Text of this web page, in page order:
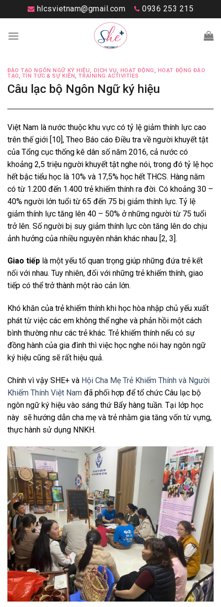
to
content
hlcsvietnam@gmail.com 0936 253 215
ĐÀO TẠO NGÔN NGỮ KÝ HIỆU, DỊCH VỤ, HOẠT ĐỘNG, HOẠT ĐỘNG ĐÀO
TẠO, TIN TỨC & SỰ KIÊN,TRAINING ACTIVITIES
Câu lạc bộ Ngôn Ngữ ký hiệu
Việt Nam là nước thuộc khu vực có tỷ lệ giảm thính lực cao
trên thế giới [10], Theo Báo cáo Điều tra về người khuyết tật
của Tổng cục thống kê dân số năm 2016, cả nước có
khoảng 2,5 triệu người khuyết tật nghe nói, trong đó tỷ lệ học
hết bậc tiểu học là 10% và 17,5% học hết THCS. Hàng năm
có từ 1.200 đến 1.400 trẻ khiếm thính ra đời. Có khoảng 30 –
40% người lớn tuổi từ 65 đến 75 bị giảm thính lực. Tỷ lệ
giảm thính lực tăng lên 40 – 50% ở những người từ 75 tuổi
trở lên. Số người bị suy giảm thính lực còn tăng lên do chịu
ảnh hưởng của nhiều nguyên nhân khác nhau [2, 3].
Giao tiếp là một yếu tố quan trọng giúp những đứa trẻ kết
nối với nhau. Tuy nhiên, đối với những trẻ khiếm thính, giao
tiếp có thể trở thành một rào cản lớn.
Khó khăn của trẻ khiếm thính khi học hòa nhập chủ yếu xuất
phát từ việc các em không thể nghe và phản hồi một cách
bình thường như các trẻ khác. Trẻ khiếm thính nếu có sự
đồng hành của gia đình thì việc học nghe nói hay ngôn ngữ
ký hiệu cũng sẽ rất hiệu quả.
Chính vì vậy SHE+ và Hội Cha Mẹ Trẻ Khiếm Thính và Người
Khiếm Thính Việt Nam đã phối hợp để tổ chức Câu lạc bộ
ngôn ngữ ký hiệu vào sáng thứ Bẩy hàng tuần. Tại lớp học
này sẽ hướng dẫn cha mẹ và trẻ nhằm gia tăng vốn từ vựng,
thực hành sử dụng NNKH.